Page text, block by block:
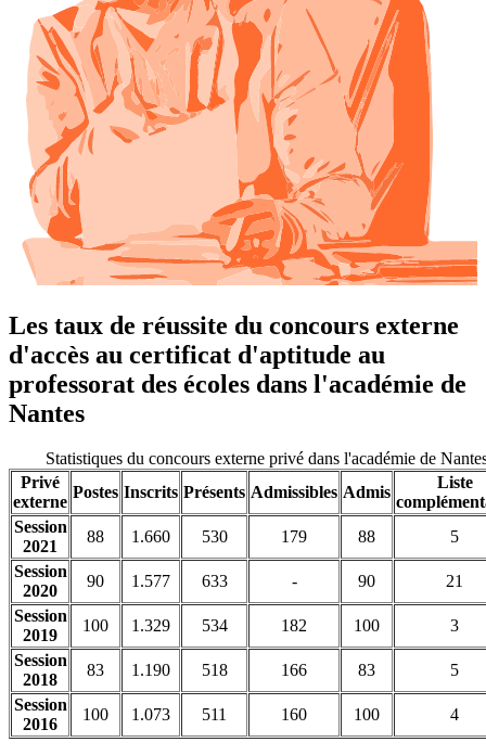
Les taux de réussite du concours externe
d'accès au certificat d'aptitude au
professorat des écoles dans l'académie de
Nantes
Statistiques du concours externe privé dans l'académie de
Privé
externe
Postes Inscrits Présents Admissibles Admis
Liste
Session
2021
88 1.660 530 179 88
5
Session
2020
90 1.577 633 - 90
21
Session
2019
100 1.329 534 182 100
3
Session
2018
83 1.190 518 166 83
5
Session
2016
100 1.073 511 160 100 4